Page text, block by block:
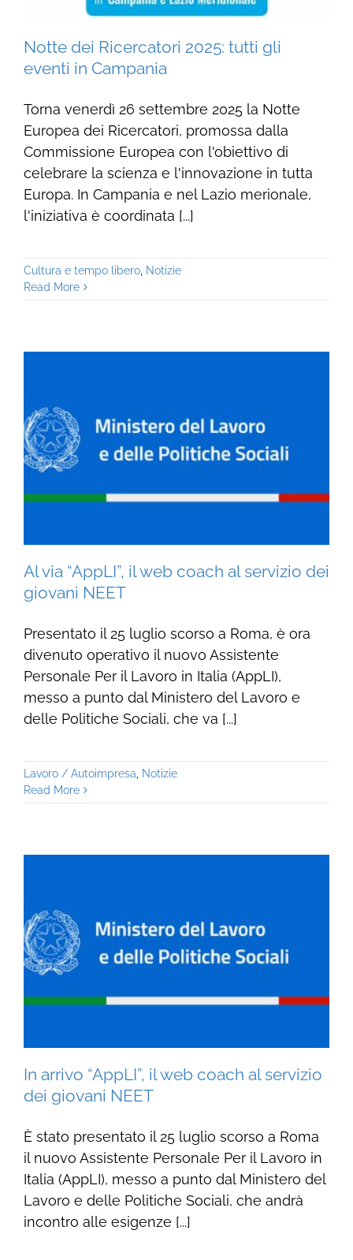
Notte dei Ricercatori 2025: tutti gli
eventi in Campania
Torna venerdì 26 settembre 2025 la Notte
Europea dei Ricercatori, promossa dalla
Commissione Europea con l'obiettivo di
celebrare la scienza e l'innovazione in tutta
Europa. In Campania e nel Lazio merionale,
l'iniziativa è coordinata [...]
Cultura e tempo libero, Notizie
Read More
Al via “AppLI”, il web coach al servizio dei
giovani NEET
Presentato il 25 luglio scorso a Roma, è ora
divenuto operativo il nuovo Assistente
Personale Per il Lavoro in Italia (AppLI),
messo a punto dal Ministero del Lavoro e
delle Politiche Sociali, che va [...]
Lavoro / Autoimpresa
Notizie
Read More
In arrivo “AppLI”, il web coach al servizio
dei giovani NEET
È stato presentato il 25 luglio scorso a Roma
il nuovo Assistente Personale Per il Lavoro in
Italia (AppLI), messo a punto dal Ministero del
Lavoro e delle Politiche Sociali, che andrà
incontro alle esigenze [...]